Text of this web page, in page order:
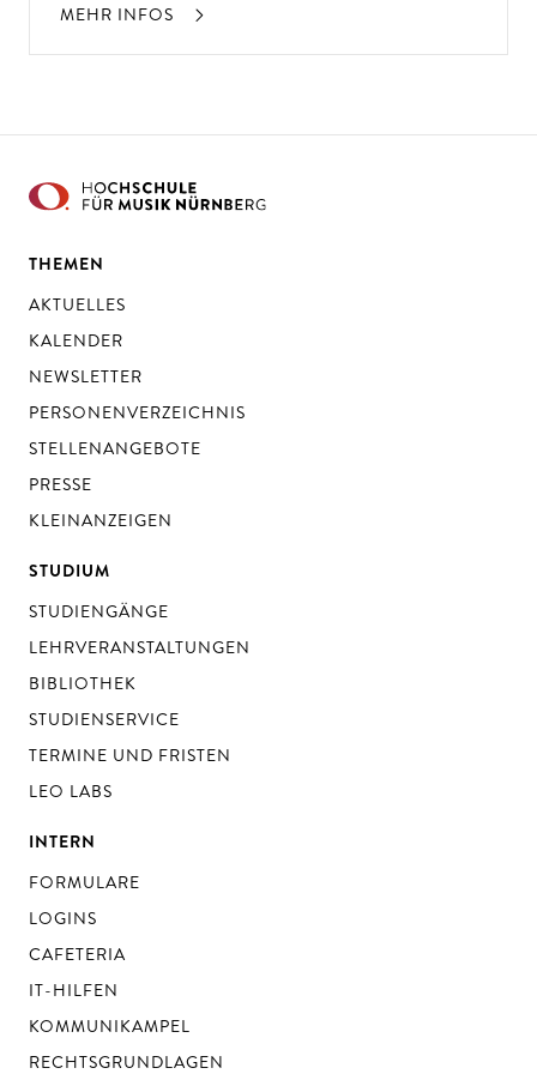
MEHR INFOS
THEMEN
AKTUELLES
KALENDER
NEWSLETTER
PERSONENVERZEICHNIS
STELLENANGEBOTE
PRESSE
KLEINANZEIGEN
STUDIUM
STUDIENGÄNGE
LEHRVERANSTALTUNGEN
BIBLIOTHEK
STUDIENSERVICE
TERMINE UND FRISTEN
LEO LABS
INTERN
FORMULARE
LOGINS
CAFETERIA
IT-HILFEN
KOMMUNIKAMPEL
RECHTSGRUNDLAGEN